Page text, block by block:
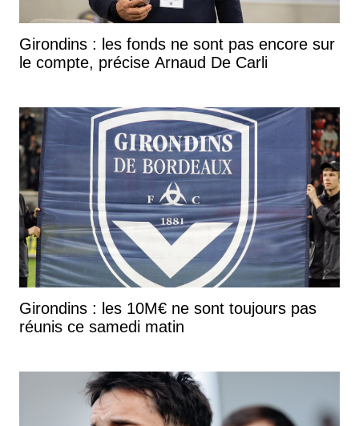
Girondins : les fonds ne sont pas encore sur
le compte, précise Arnaud De Carli
Girondins : les 10M€ ne sont toujours pas
réunis ce samedi matin